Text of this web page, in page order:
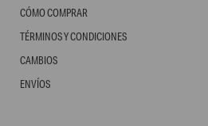
CÓMO COMPRAR
TÉRMINOS Y CONDICIONES
CAMBIOS
ENVÍOS